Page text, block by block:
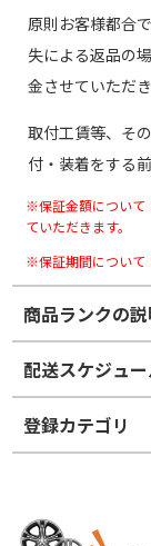
原則お客様都合
失による返品の
金させていただき
取付工賃等、そ
付・装着をする
※保証金額について
ていただきます。
※保証期間について
商品ランクの
※商品ランクは出
ホイール
配送スケジュ
登録カテゴリ
スタッドレスタ